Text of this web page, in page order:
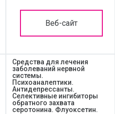
Веб-сайт
Средства для лечения
заболеваний нервной
системы.
Психоаналептики.
Антидепрессанты.
Селективные ингибиторы
обратного захвата
серотонина. Флуоксетин.